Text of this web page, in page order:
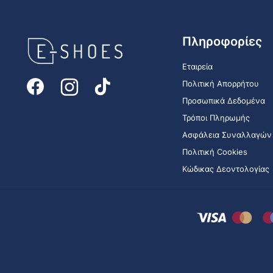
Πληροφορίες
Εταιρεία
Πολιτική Απορρήτου
Προσωπικά Δεδομένα
Τρόποι Πληρωμής
Ασφάλεια Συναλλαγών
Πολιτική Cookies
Κώδικας Δεοντολογίας